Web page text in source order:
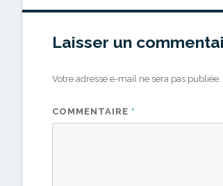
Laisser un
Votre adresse e-mail ne sera pas publiée.
COMMENTAIRE *